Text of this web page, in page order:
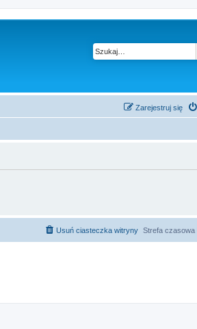
Zarejestruj się
Strefa czasowa
Usuń ciasteczka witryny